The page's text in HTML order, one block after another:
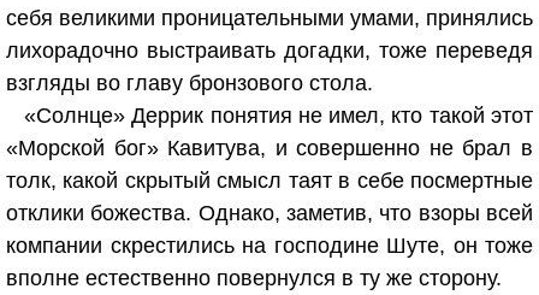
себя великими проницательными умами, принялись
лихорадочно выстраивать догадки, тоже переведя
взгляды во главу бронзового стола.
«Солнце» Деррик понятия не имел, кто такой этот
«Морской бог» Кавитува, и совершенно не брал в
толк, какой скрытый смысл таят в себе посмертные
отклики божества. Однако, заметив, что взоры всей
компании скрестились на господине Шуте, он тоже
вполне естественно повернулся в ту же сторону.